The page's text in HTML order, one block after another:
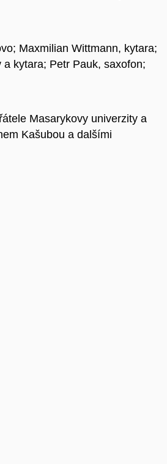
Maxmilian Wittmann, kytara;
kytara; Petr Pauk, saxofon;
Masarykovy univerzity a
Kašubou a dalšími